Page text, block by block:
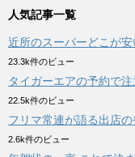
人気記事一覧
近所のスーパーどこが
23.3k件のビュー
タイガーエアの予約で
22.5k件のビュー
フリマ常連が語る出店
2.6k件のビュー